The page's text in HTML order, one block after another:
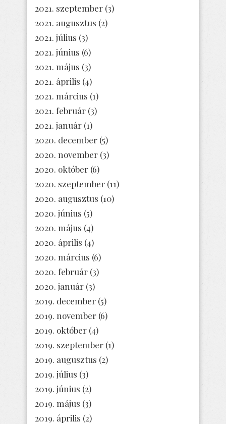
2021. szeptember (3)
2021. augusztus (2)
2021. július (3)
2021. június (6)
2021. május (3)
2021. április (4)
2021. március (1)
2021. február (3)
2021. január (1)
2020. december (5)
2020. november (3)
2020. október (6)
2020. szeptember (11)
2020. augusztus (10)
2020. június (5)
2020. május (4)
2020. április (4)
2020. március (6)
2020. február (3)
2020. január (3)
2019. december (5)
2019. november (6)
2019. október (4)
2019. szeptember (1)
2019. augusztus (2)
2019. július (3)
2019. június (2)
2019. május (3)
2019. április (2)